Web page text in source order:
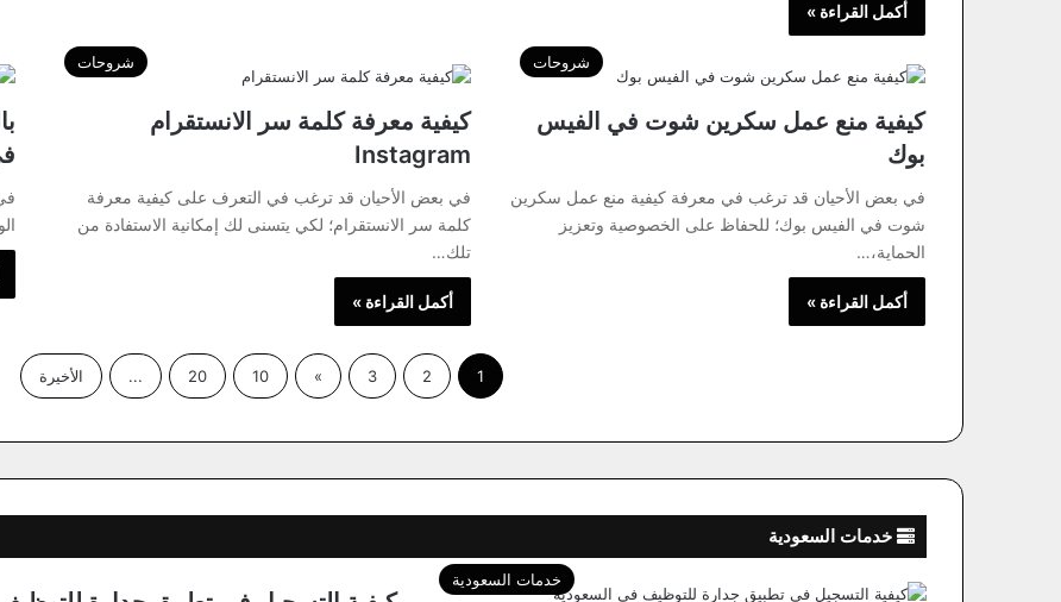
أكمل القراءة »
شروحات
كيفية منع عمل سكرين شوت في الفيس
بوك
في بعض الأحيان قد ترغب في معرفة كيفية منع عمل سكرين
شوت في الفيس بوك؛ للحفاظ على الخصوصية وتعزيز
الحماية،…
أكمل القراءة »
شروحات
كيفية معرفة كلمة سر الانستقرام
Instagram
في بعض الأحيان قد ترغب في التعرف على كيفية معرفة
كلمة سر الانستقرام؛ لكي يتسنى لك إمكانية الاستفادة من
تلك…
أكمل القراءة »
1
2
3
»
10
20
... الأخيرة
خدمات السعودية
خدمات السعودية